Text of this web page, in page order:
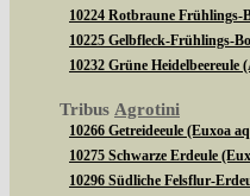
10224 Rotbraune Frühlings-
10225 Gelbfleck-Frühlings-
10232 Grüne Heidelbeereule
Tribus Agrotini
10266 Getreideeule (Euxoa
10275 Schwarze Erdeule
10296 Südliche Felsflur-